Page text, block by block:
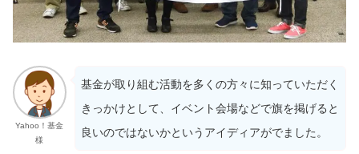
Yahoo！基金
様
基金が取り組む活動を多くの方々に知っていただく
きっかけとして、イベント会場などで旗を掲げると
良いのではないかというアイディアがでました。